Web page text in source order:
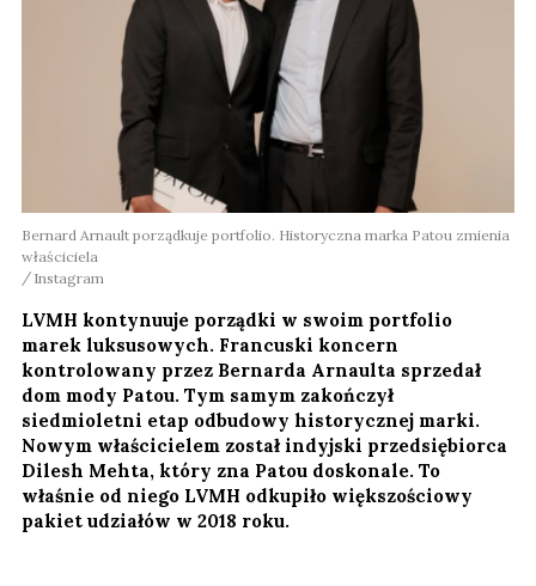
Bernard Arnault porządkuje portfolio. Historyczna marka Patou zmienia
właściciela
Instagram
LVMH kontynuuje porządki w swoim portfolio
marek luksusowych. Francuski koncern
kontrolowany przez Bernarda Arnaulta sprzedał
dom mody Patou. Tym samym zakończył
siedmioletni etap odbudowy historycznej marki.
Nowym właścicielem został indyjski przedsiębiorca
Dilesh Mehta, który zna Patou doskonale. To
właśnie od niego LVMH odkupiło większościowy
pakiet udziałów w 2018 roku.